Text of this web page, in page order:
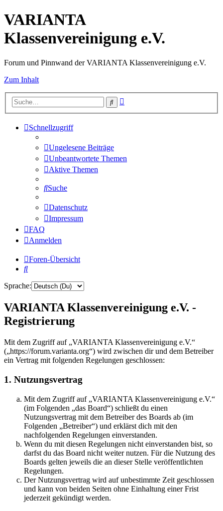
VARIANTA
Klassenvereinigung e.V.
Forum und Pinnwand der VARIANTA Klassenvereinigung e.V.
Zum Inhalt
Suche
Schnellzugriff
Ungelesene Beiträge
Unbeantwortete Themen
Aktive Themen
Suche
Datenschutz
Impressum
FAQ
Anmelden
Foren-Übersicht
Suche
Sprache:
VARIANTA Klassenvereinigung e.V. -
Registrierung
Mit dem Zugriff auf „VARIANTA Klassenvereinigung e.V.“
(„https://forum.varianta.org“) wird zwischen dir und dem Betreiber
ein Vertrag mit folgenden Regelungen geschlossen:
1. Nutzungsvertrag
Mit dem Zugriff auf „VARIANTA Klassenvereinigung e.V.“
(im Folgenden „das Board“) schließt du einen
Nutzungsvertrag mit dem Betreiber des Boards ab (im
Folgenden „Betreiber“) und erklärst dich mit den
nachfolgenden Regelungen einverstanden.
Wenn du mit diesen Regelungen nicht einverstanden bist, so
darfst du das Board nicht weiter nutzen. Für die Nutzung des
Boards gelten jeweils die an dieser Stelle veröffentlichten
Regelungen.
Der Nutzungsvertrag wird auf unbestimmte Zeit geschlossen
und kann von beiden Seiten ohne Einhaltung einer Frist
jederzeit gekündigt werden.